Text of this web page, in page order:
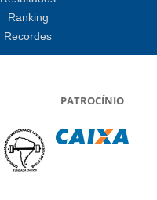
Ranking
Recordes
PATROCÍNIO